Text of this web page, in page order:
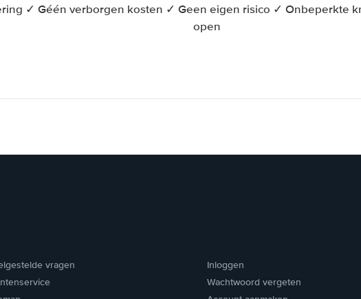
✓ Géén verborgen kosten ✓ Geen eigen risico ✓ Onbeperkte
open
vragen
Inloggen
Wachtwoord vergeten